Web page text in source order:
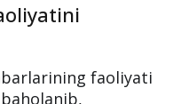
faoliyati